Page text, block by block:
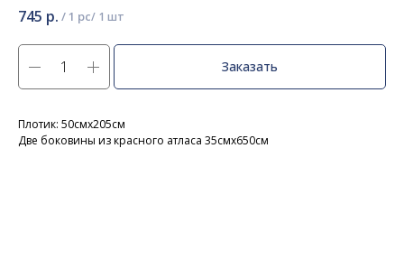
745 р. / 1 pc
Заказать
Плотик: 50смх205см
Две боковины из красного атласа 35смх650см